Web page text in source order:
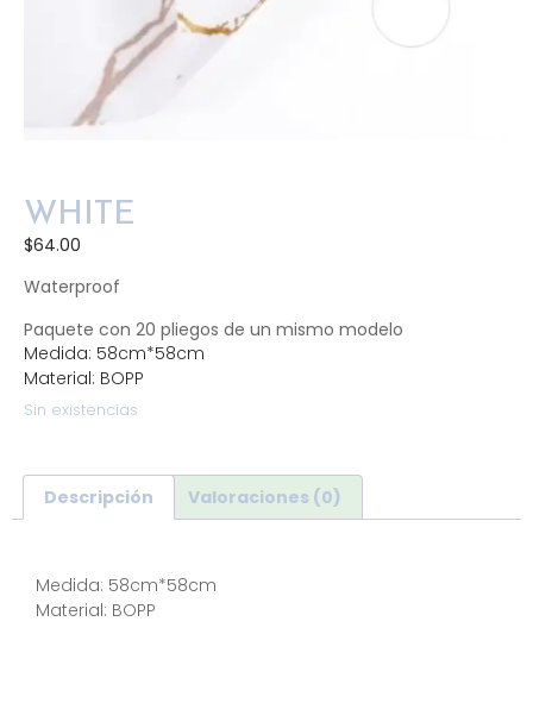
WHITE
$64.00
Waterproof
Paquete con 20 pliegos de un mismo modelo
Medida: 58cm*58cm
Material: BOPP
Sin existencias
Descripción Valoraciones (0)
Medida: 58cm*58cm
Material: BOPP